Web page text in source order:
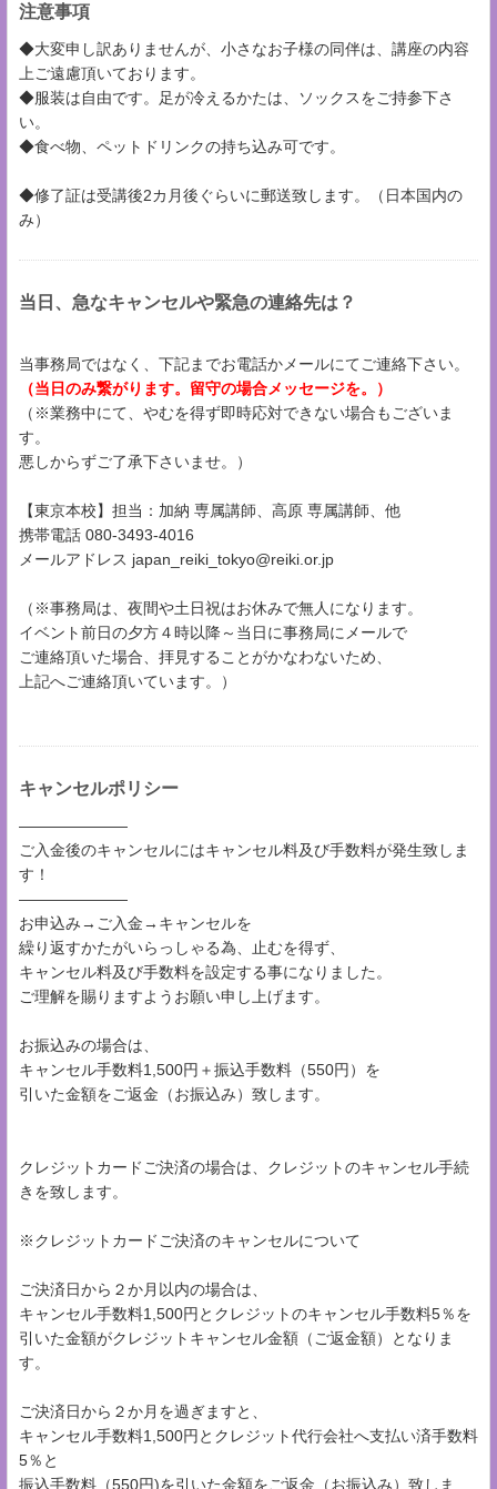
注意事項
◆大変申し訳ありませんが、小さなお子様の同伴は、講座の内容
上ご遠慮頂いております。
◆服装は自由です。足が冷えるかたは、ソックスをご持参下さ
い。
◆食べ物、ペットドリンクの持ち込み可です。
◆修了証は受講後2カ月後ぐらいに郵送致します。（日本国内の
み）
当日、急なキャンセルや緊急の連絡先は？
当事務局ではなく、下記までお電話かメールにてご連絡下さい。
（当日のみ繋がります。留守の場合メッセージを。）
（※業務中にて、やむを得ず即時応対できない場合もございま
す。
悪しからずご了承下さいませ。）
【東京本校】担当：加納 専属講師、高原 専属講師、他
携帯電話 080-3493-4016
メールアドレス japan_reiki_tokyo@reiki.or.jp
（※事務局は、夜間や土日祝はお休みで無人になります。
イベント前日の夕方４時以降～当日に事務局にメールで
ご連絡頂いた場合、拝見することがかなわないため、
上記へご連絡頂いています。）
キャンセルポリシー
―――――――
ご入金後のキャンセルにはキャンセル料及び手数料が発生致しま
す！
―――――――
お申込み→ご入金→キャンセルを
繰り返すかたがいらっしゃる為、止むを得ず、
キャンセル料及び手数料を設定する事になりました。
ご理解を賜りますようお願い申し上げます。
お振込みの場合は、
キャンセル手数料1,500円＋振込手数料（550円）を
引いた金額をご返金（お振込み）致します。
クレジットカードご決済の場合は、クレジットのキャンセル手続
きを致します。
※クレジットカードご決済のキャンセルについて
ご決済日から２か月以内の場合は、
キャンセル手数料1,500円とクレジットのキャンセル手数料5％を
引いた金額がクレジットキャンセル金額（ご返金額）となりま
す。
ご決済日から２か月を過ぎますと、
キャンセル手数料1,500円とクレジット代行会社へ支払い済手数料
5％と
振込手数料（550円)を引いた金額をご返金（お振込み）致しま